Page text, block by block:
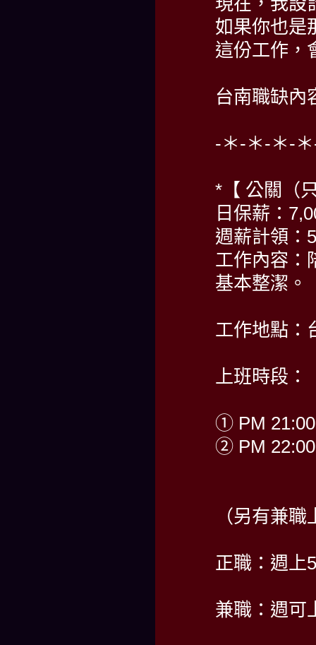
如果你也是
這份工作，
台南職缺內
-＊-＊-＊-
*【 公關（
日保薪：
週薪計領：
工作內容：
基本整潔。
工作地點：
上班時段：
① PM
② PM
（另有兼
正職：週上
兼職：週可